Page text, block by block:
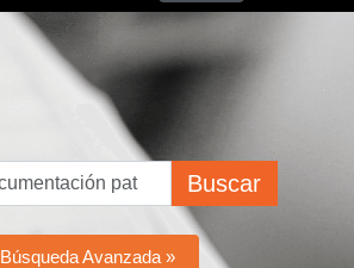
Buscar
Búsqueda Avanzada »